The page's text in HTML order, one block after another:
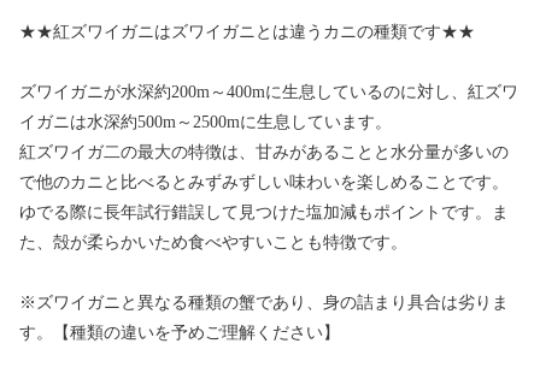
★★紅ズワイガニはズワイガニとは違うカニの種類です★★
ズワイガニが水深約200m～400mに生息しているのに対し、紅ズワ
イガニは水深約500m～2500mに生息しています。
紅ズワイガ二の最大の特徴は、甘みがあることと水分量が多いの
で他のカニと比べるとみずみずしい味わいを楽しめることです。
ゆでる際に長年試行錯誤して見つけた塩加減もポイントです。ま
た、殻が柔らかいため食べやすいことも特徴です。
※ズワイガニと異なる種類の蟹であり、身の詰まり具合は劣りま
す。【種類の違いを予めご理解ください】